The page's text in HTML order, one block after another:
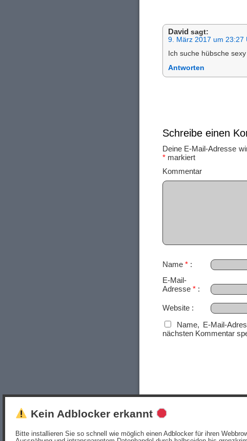
David sagt:
9. März 2017 um 23:27
Ich suche hübsche
Antworten
Schreibe einen
Deine E-Mail-Adresse
* markiert
Name *
E-Mail-
Adresse *
Website
Name, E-Mail-
nächsten Kommentar
Kein Adblocker erkannt
Bitte installieren Sie so schnell wie möglich einen Adblocker für ihren